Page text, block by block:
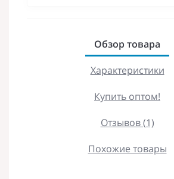
Обзор товара
Характеристики
Купить оптом!
Отзывов (1)
Похожие товары